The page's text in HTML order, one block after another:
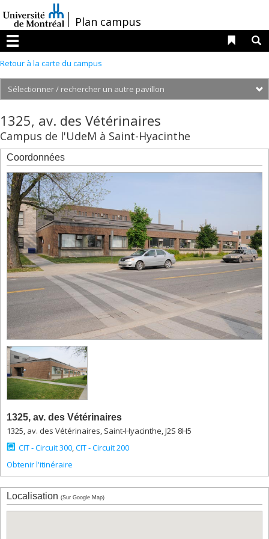
au
contenu
/Plan campus
Menu
Liens
Retour à la carte du campus
1320,
av.
des
Vétérinaires
1325,
av.
des
Vétérinaires
1425,
av.
des
Vétérinaires
Hôpital
des
de
avenue
des
Vétérinaires
Hôpital
équin
1425,
avenue
des
Vétérinaires
Hôpital
équin
(boiterie)
1500,
av.
1325, av. des Vétérinaires
Campus de l'UdeM à Saint-Hyacinthe
Coordonnées
1325, av. des Vétérinaires
1325, av. des Vétérinaires, Saint-Hyacinthe, J2S 8H5
CIT - Circuit 300,CIT - Circuit 200
Obtenir l'itinéraire
Localisation (Sur Google Map)